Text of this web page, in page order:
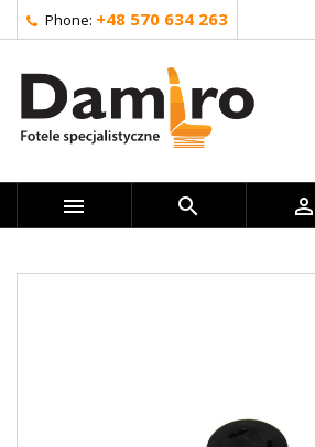
Phone: +48 570 634 263
  